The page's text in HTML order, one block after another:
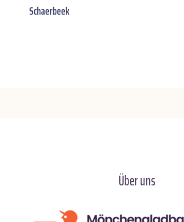
Schaerbeek
Über uns